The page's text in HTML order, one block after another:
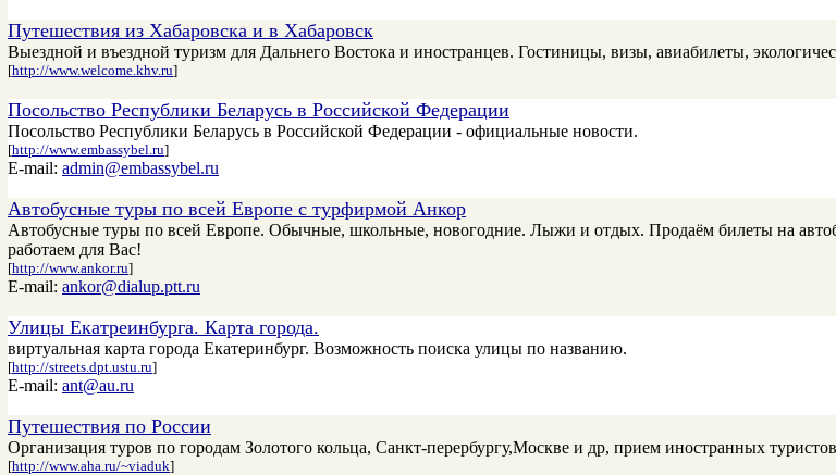
Путешествия из Хабаровска и в Хабаровск
Выездной и въездной туризм для Дальнего Востока и иностранцев. Гостиницы, визы, авиабилеты,
[http://www.welcome.khv.ru]
Посольство Республики Беларусь в Российской Федерации
Посольство Республики Беларусь в Российской Федерации - официальные новости.
[http://www.embassybel.ru]
E-mail: admin@embassybel.ru
Автобусные туры по всей Европе с турфирмой Анкор
Автобусные туры по всей Европе. Обычные, школьные, новогодние. Лыжи и отдых. Продаём билеты на
работаем для Вас!
[http://www.ankor.ru]
E-mail: ankor@dialup.ptt.ru
Улицы Екатреинбурга. Карта города.
виртуальная карта города Екатеринбург. Возможность поиска улицы по названию.
[http://streets.dpt.ustu.ru]
E-mail: ant@au.ru
Путешествия по России
Организация туров по городам Золотого кольца, Санкт-перербургу,Москве и др, прием иностранных
[http://www.aha.ru/~viaduk]